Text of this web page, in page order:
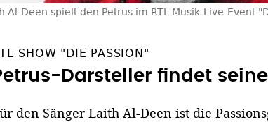
Al-Deen spielt den Petrus im RTL Musik-Live-Event
SHOW "DIE PASSION"
Darsteller findet
den Sänger Laith Al-Deen ist die